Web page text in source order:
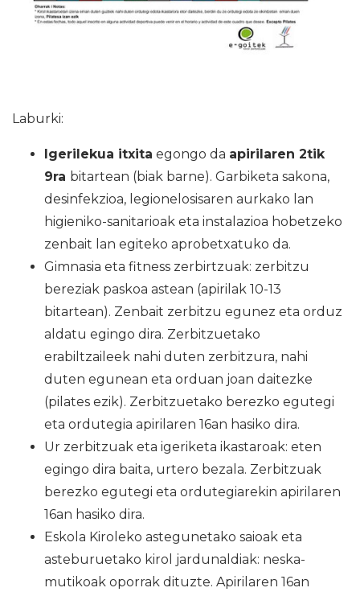
Laburki:
Igerilekua itxita egongo da apirilaren 2tik
9ra bitartean (biak barne). Garbiketa sakona,
desinfekzioa, legionelosisaren aurkako lan
higieniko-sanitarioak eta instalazioa hobetzeko
zenbait lan egiteko aprobetxatuko da.
Gimnasia eta fitness zerbirtzuak: zerbitzu
bereziak paskoa astean (apirilak 10-13
bitartean). Zenbait zerbitzu egunez eta orduz
aldatu egingo dira. Zerbitzuetako
erabiltzaileek nahi duten zerbitzura, nahi
duten egunean eta orduan joan daitezke
(pilates ezik). Zerbitzuetako berezko egutegi
eta ordutegia apirilaren 16an hasiko dira.
Ur zerbitzuak eta igeriketa ikastaroak: eten
egingo dira baita, urtero bezala. Zerbitzuak
berezko egutegi eta ordutegiarekin apirilaren
16an hasiko dira.
Eskola Kiroleko astegunetako saioak eta
asteburuetako kirol jardunaldiak: neska-
mutikoak oporrak dituzte. Apirilaren 16an